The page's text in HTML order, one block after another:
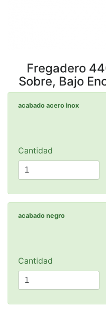
Fregadero
Sobre, Bajo
acabado acero inox
Cantidad
acabado negro
Cantidad